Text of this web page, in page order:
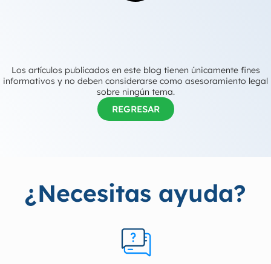
Los artículos publicados en este blog tienen únicamente fines
informativos y no deben considerarse como asesoramiento legal
sobre ningún tema.
REGRESAR
¿Necesitas ayuda?